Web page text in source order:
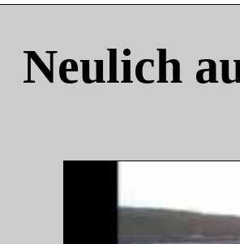
Neulich